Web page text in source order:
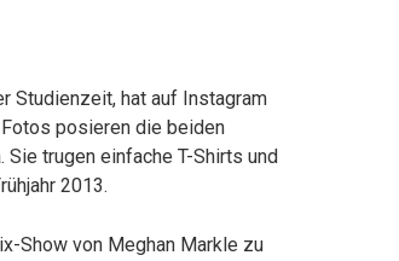
Studienzeit, hat auf Instagram
posieren die beiden
Sie trugen einfache T-Shirts und
2013.
Show von Meghan Markle zu